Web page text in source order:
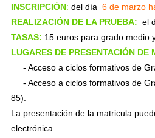
INSCRIPCIÓN: del día 6 de marzo
REALIZACIÓN DE LA PRUEBA: el
TASAS: 15 euros para grado medio
LUGARES DE PRESENTACIÓN
- Acceso a ciclos formativos de
- Acceso a ciclos formativos de
85).
La presentación de la matricula
electrónica.